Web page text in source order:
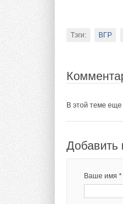
Тэги: ВГР
В этой теме
Добавить
Ваше имя *
Тэги: